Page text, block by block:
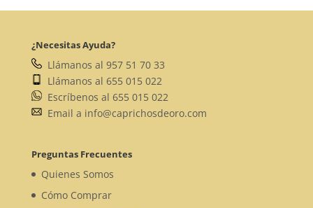
¿Necesitas Ayuda?
Llámanos al 957 51 70 33
Llámanos al 655 015 022
Escríbenos al 655 015 022
Email a info@caprichosdeoro.com
Preguntas Frecuentes
Quienes Somos
Cómo Comprar